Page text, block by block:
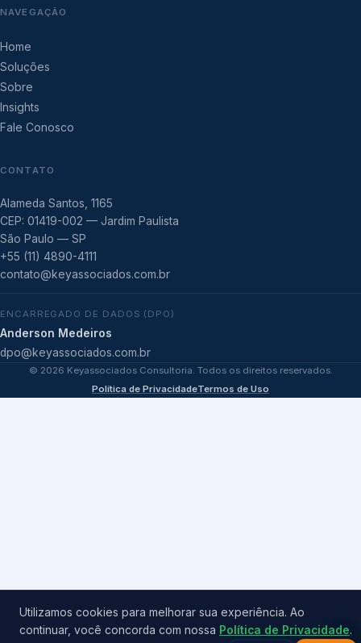
NAVEGAÇÃO
Home
Soluções
Sobre
Insights
Fale Conosco
CONTATO
Alameda Santos, 1165
CEP: 01419-002 — Jardim Paulista
São Paulo — SP
+55 (11) 4890-4111
contato@keyassociados.com.br
ENCARREGADO DE DADOS (DPO)
Anderson Medeiros
dpo@keyassociados.com.br
© 2026 Keyassociados Consultoria. Todos os direitos reservados.
Política de PrivacidadeTermos de Uso
Utilizamos cookies para melhorar sua experiência. Ao
continuar, você concorda com nossa Política de Privacidade.